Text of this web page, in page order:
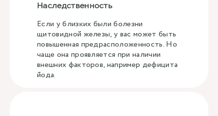
Наследственность
Если у близких были болезни
щитовидной железы, у вас может быть
повышенная предрасположенность. Но
чаще она проявляется при наличии
внешних факторов, например дефицита
йода.